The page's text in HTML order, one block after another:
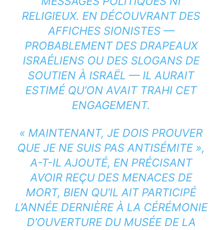
RELIGIEUX. EN DÉCOUVRANT DES
AFFICHES SIONISTES —
PROBABLEMENT DES DRAPEAUX
ISRAÉLIENS OU DES SLOGANS DE
SOUTIEN À ISRAËL — IL AURAIT
ESTIMÉ QU’ON AVAIT TRAHI CET
ENGAGEMENT.
« MAINTENANT, JE DOIS PROUVER
QUE JE NE SUIS PAS ANTISÉMITE »,
A-T-IL AJOUTÉ, EN PRÉCISANT
AVOIR REÇU DES MENACES DE
MORT, BIEN QU’IL AIT PARTICIPÉ
L’ANNÉE DERNIÈRE À LA CÉRÉMONIE
D’OUVERTURE DU MUSÉE DE LA